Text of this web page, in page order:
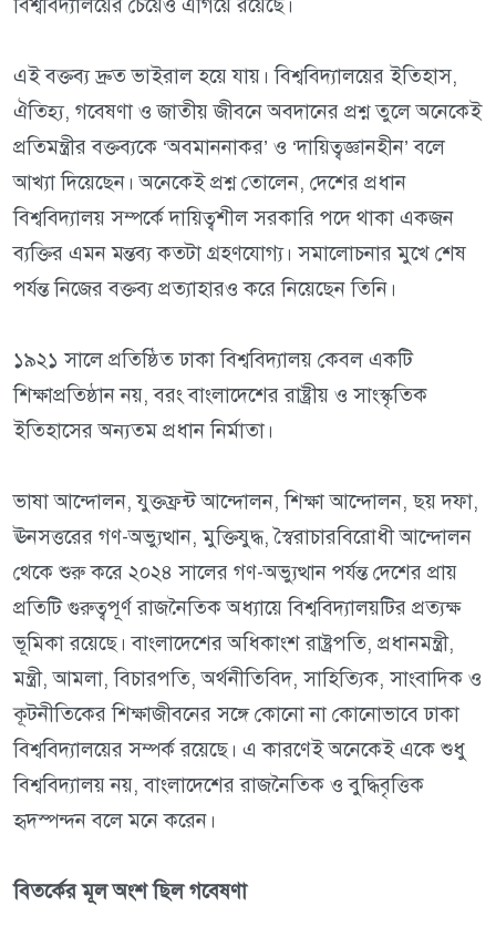
এই বক্তব্য দ্রুত ভাইরাল হয়ে যায়। বিশ্ববিদ্যালয়ের ইতিহাস,
ঐতিহ্য, গবেষণা ও জাতীয় জীবনে অবদানের প্রশ্ন তুলে অনেকেই
প্রতিমন্ত্রীর বক্তব্যকে ‘অবমাননাকর’ ও ‘দায়িত্বজ্ঞানহীন’ বলে
আখ্যা দিয়েছেন। অনেকেই প্রশ্ন তোলেন, দেশের প্রধান
বিশ্ববিদ্যালয় সম্পর্কে দায়িত্বশীল সরকারি পদে থাকা একজন
ব্যক্তির এমন মন্তব্য কতটা গ্রহণযোগ্য। সমালোচনার মুখে শেষ
পর্যন্ত নিজের বক্তব্য প্রত্যাহারও করে নিয়েছেন তিনি।
১৯২১ সালে প্রতিষ্ঠিত ঢাকা বিশ্ববিদ্যালয় কেবল একটি
শিক্ষাপ্রতিষ্ঠান নয়, বরং বাংলাদেশের রাষ্ট্রীয় ও সাংস্কৃতিক
ইতিহাসের অন্যতম প্রধান নির্মাতা।
ভাষা আন্দোলন, যুক্তফ্রন্ট আন্দোলন, শিক্ষা আন্দোলন, ছয় দফা,
ঊনসত্তরের গণ-অভ্যুত্থান, মুক্তিযুদ্ধ, স্বৈরাচারবিরোধী আন্দোলন
থেকে শুরু করে ২০২৪ সালের গণ-অভ্যুত্থান পর্যন্ত দেশের প্রায়
প্রতিটি গুরুত্বপূর্ণ রাজনৈতিক অধ্যায়ে বিশ্ববিদ্যালয়টির প্রত্যক্ষ
ভূমিকা রয়েছে। বাংলাদেশের অধিকাংশ রাষ্ট্রপতি, প্রধানমন্ত্রী,
মন্ত্রী, আমলা, বিচারপতি, অর্থনীতিবিদ, সাহিত্যিক, সাংবাদিক ও
কূটনীতিকের শিক্ষাজীবনের সঙ্গে কোনো না কোনোভাবে ঢাকা
বিশ্ববিদ্যালয়ের সম্পর্ক রয়েছে। এ কারণেই অনেকেই একে শুধু
বিশ্ববিদ্যালয় নয়, বাংলাদেশের রাজনৈতিক ও বুদ্ধিবৃত্তিক
হৃদস্পন্দন বলে মনে করেন।
বিতর্কের মূল অংশ ছিল গবেষণা